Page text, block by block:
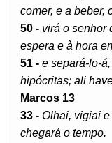
comer, e a beber,
50 - virá o senhor
espera e à hora
51 - e separá-lo-
hipócritas; ali
Marcos 13
33 - Olhai, vigiai
chegará o tempo.